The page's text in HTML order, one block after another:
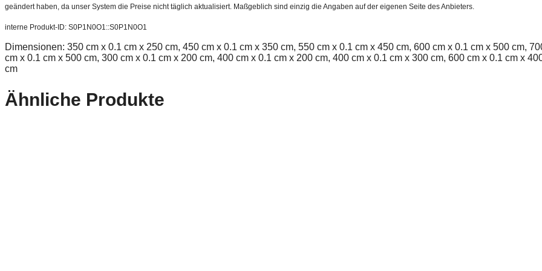
geändert haben, da unser System die Preise nicht täglich aktualisiert. Maßgeblich sind einzig die Angaben auf der eigenen Seite des Anbieters.
interne Produkt-ID: S0P1N0O1::S0P1N0O1
Dimensionen: 350 cm x 0.1 cm x 250 cm, 450 cm x 0.1 cm x 350 cm, 550 cm x 0.1 cm x 450 cm, 600 cm x 0.1 cm x 500 cm,
cm x 0.1 cm x 500 cm, 300 cm x 0.1 cm x 200 cm, 400 cm x 0.1 cm x 200 cm, 400 cm x 0.1 cm x 300 cm, 600 cm x 0.1 cm x
cm
Ähnliche Produkte